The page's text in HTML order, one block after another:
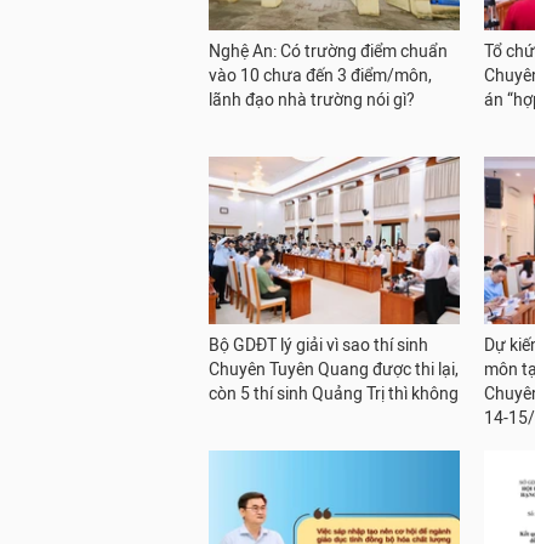
Nghệ An: Có trường điểm chuẩn
vào 10 chưa đến 3 điểm/môn,
lãnh đạo nhà trường nói gì?
Tổ
án
Bộ GDĐT lý giải vì sao thí sinh
Chuyên Tuyên Quang được thi lại,
còn 5 thí sinh Quảng Trị thì không
Dự
môn
14-